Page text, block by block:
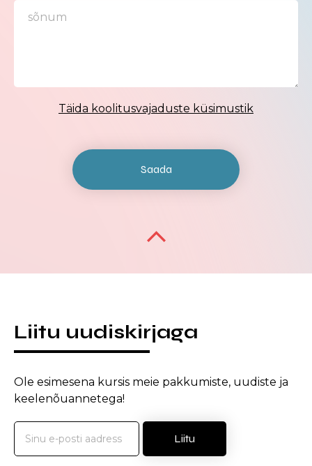
Täida koolitusvajaduste küsimustik
Liitu uudiskirjaga
Ole esimesena kursis meie pakkumiste, uudiste ja
keelenõuannetega!